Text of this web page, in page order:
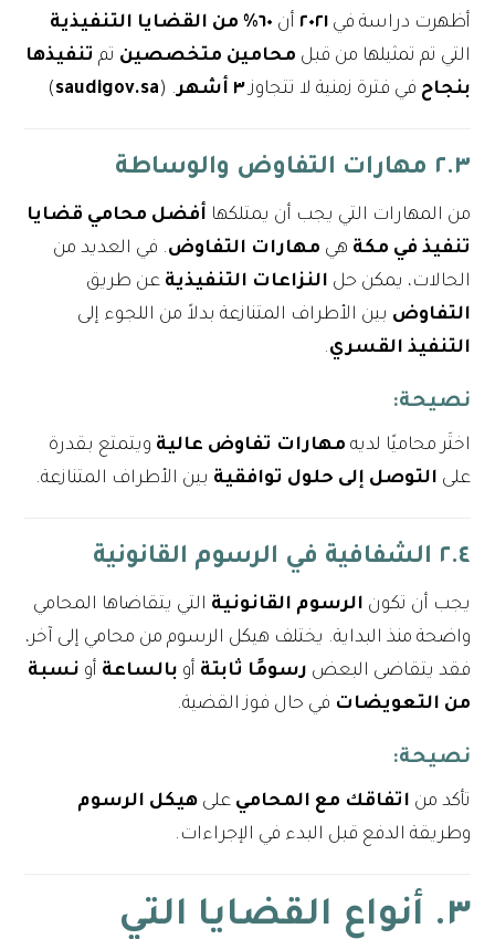
أظهرت دراسة في٢٠٢١ أن ٦٠% من القضايا التنفيذية
التي تم تمثيلها من قبل محامين متخصصين تم تنفيذها
بنجاح في فترة زمنية لا تتجاوز٣ أشهر . (
saudigov.sa
)
٢.٣ مهارات التفاوض والوساطة
من المهارات التي يجب أن يمتلكها أفضل محامي قضايا
تنفيذ في مكة هي مهارات التفاوض. في العديد من
الحالات، يمكن حل النزاعات التنفيذية عن طريق
التفاوض بين الأطراف المتنازعة بدلاً من اللجوء إلى
التنفيذ القسري.
نصيحة:
اختَر محاميًا لديه مهارات تفاوض عالية ويتمتع بقدرة
على التوصل إلى حلول توافقية بين الأطراف المتنازعة.
٢.٤ الشفافية في الرسوم القانونية
يجب أن تكون الرسوم القانونية التي يتقاضاها المحامي
واضحة منذ البداية. يختلف هيكل الرسوم من محامي إلى آخر،
فقد يتقاضى البعض رسومًا ثابتة أو بالساعة أو نسبة
من التعويضات في حال فوز القضية.
نصيحة:
تأكد من اتفاقك مع المحامي علىهيكل الرسوم
وطريقة الدفع قبل البدء في الإجراءات.
٣. أنواع القضايا التي